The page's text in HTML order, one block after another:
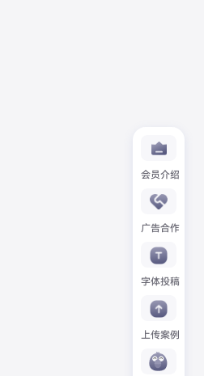
会员介绍
广告合作
字体投稿
上传案例